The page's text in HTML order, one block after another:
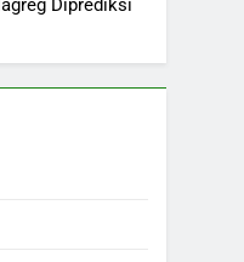
Diprediksi